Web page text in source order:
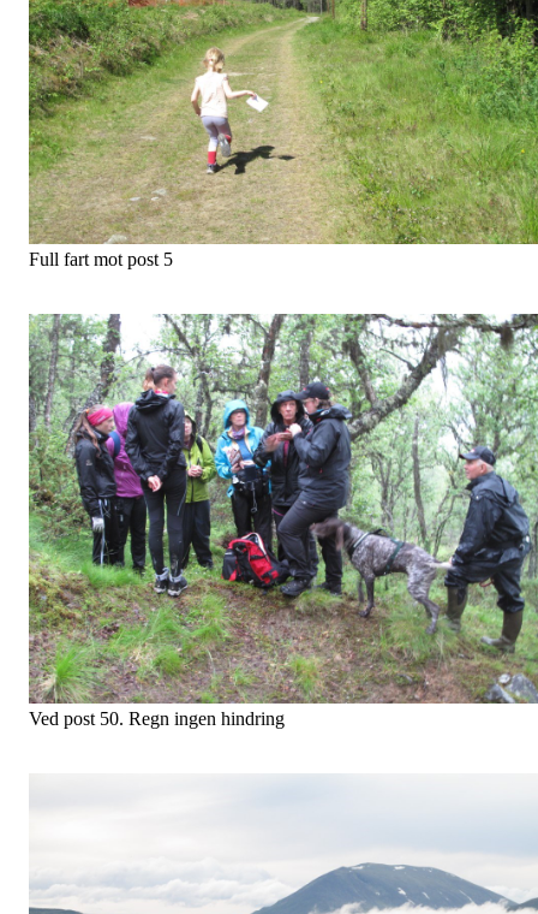
Mie har sikra seg gullmerke